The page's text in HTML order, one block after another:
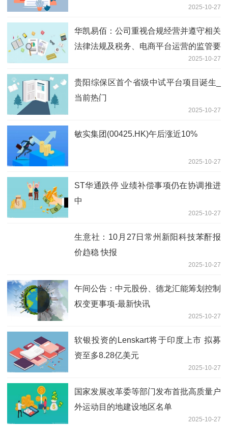
2025-10-27
华凯易佰：公司重视合规经营并遵守相关
法律法规及税务、电商平台运营的监管要
2025-10-27
贵阳综保区首个省级中试平台项目诞生_
当前热门
2025-10-27
敏实集团(00425.HK)午后涨近10%
2025-10-27
ST华通跌停 业绩补偿事项仍在协调推进
中
2025-10-27
生意社：10月27日常州新阳科技苯酐报
价趋稳 快报
2025-10-27
午间公告：中元股份、德龙汇能筹划控制
权变更事项-最新快讯
2025-10-27
软银投资的Lenskart将于印度上市 拟募
资至多8.28亿美元
2025-10-27
国家发展改革委等部门发布首批高质量户
外运动目的地建设地区名单
2025-10-27